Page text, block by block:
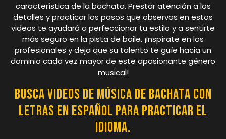
característica de la bachata. Prestar atención a los
detalles y practicar los pasos que observas en estos
videos te ayudará a perfeccionar tu estilo y a sentirte
más seguro en la pista de baile. ¡Inspírate en los
profesionales y deja que su talento te guíe hacia un
dominio cada vez mayor de este apasionante género
musical!
Busca videos de música de bachata con
letras en español para practicar el
idioma.